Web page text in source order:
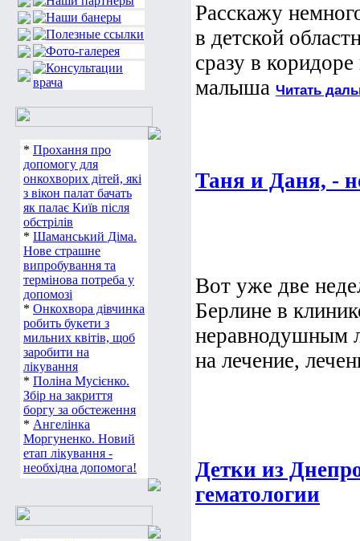
* Прохання про
допомогу для
онкохворих дітей, які
з вікон палат бачать
як палає Київ після
обстрілів
* Шаманський Діма.
Нове страшне
випробування та
термінова потреба у
допомозі
* Онкохвора дівчинка
робить букети з
мильних квітів, щоб
заробити на
лікування
* Поліна Мусієнко.
Збір на закриття
боргу за обстеження
* Ангелінка
Моргуненко. Новий
етап лікування -
необхідна допомога!
Расскажу
в детской
сразу в
малыша Читать
Таня и Даня, -
Вот уже две
Берлине в
неравнодушным
на лечение,
Детки из
гематологии